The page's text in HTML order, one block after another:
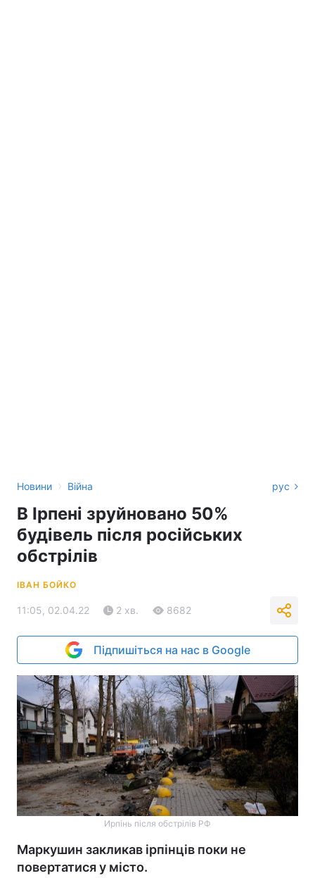
Новини › Війна рус
В Ірпені зруйновано 50%
будівель після російських
обстрілів
ІВАН БОЙКО
11:05, 02.04.22 2 хв. 8682
Підпишіться на нас в Google
Ирпінь після обстрілів РФ
Маркушин закликав ірпінців поки не
повертатися у місто.